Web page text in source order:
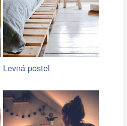
Levná postel